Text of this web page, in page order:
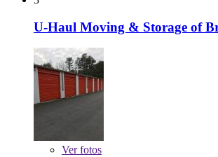
U-Haul Moving & Storage of
Verfotos